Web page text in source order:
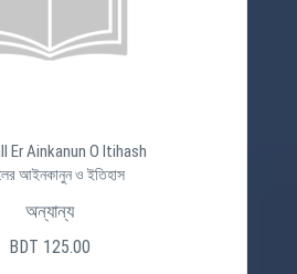
Er Ainkanun O Itihash
আইনকানুন ও ইতিহাস
অন্যান্য
BDT 125.00